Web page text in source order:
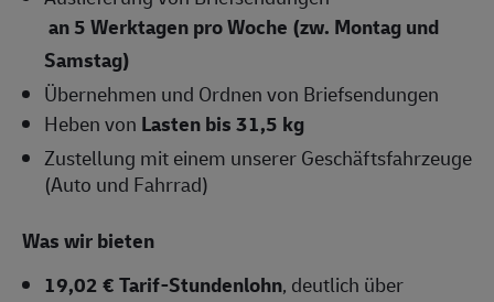
an 5 Werktagen pro Woche (zw. Montag und
Samstag)
Übernehmen und Ordnen von Briefsendungen
Heben von Lasten bis 31,5 kg
Zustellung mit einem unserer Geschäftsfahrzeuge
(Auto und Fahrrad)
Was wir bieten
19,02 € Tarif-Stundenlohn, deutlich über